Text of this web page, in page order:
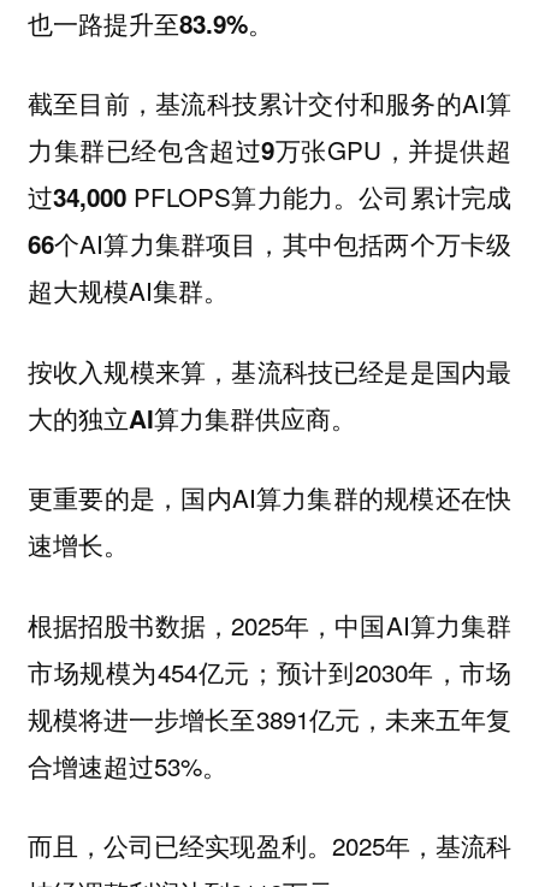
也一路提升至83.9%。
截至目前，基流科技累计交付和服务的AI算
力集群已经包含超过9万张GPU，并提供超
过34,000 PFLOPS算力能力。公司累计完成
66个AI算力集群项目，其中包括两个万卡级
超大规模AI集群。
按收入规模来算，基流科技已经是是国内最
大的独立AI算力集群供应商。
更重要的是，国内AI算力集群的规模还在快
速增长。
根据招股书数据，2025年，中国AI算力集群
市场规模为454亿元；预计到2030年，市场
规模将进一步增长至3891亿元，未来五年复
合增速超过53%。
而且，公司已经实现盈利。2025年，基流科